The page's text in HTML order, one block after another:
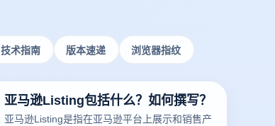
技术指南 版本速递 浏览器指纹
亚马逊Listing包括什么？如何撰写？
亚马逊Listing是指在亚马逊平台上展示和销售产